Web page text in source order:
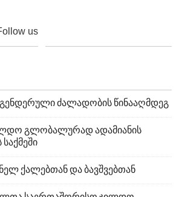
us
გენდერული ძალადობის წინააღმდეგ
გლობალურად ადამიანის
ქალებთან და ბავშვებთან